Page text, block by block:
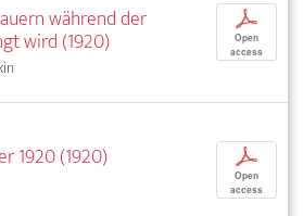
während der
wird (1920)
p
Open
access
1920 (1920)
p
Open
access